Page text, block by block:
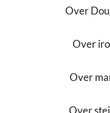
Over
Over
Over
Over